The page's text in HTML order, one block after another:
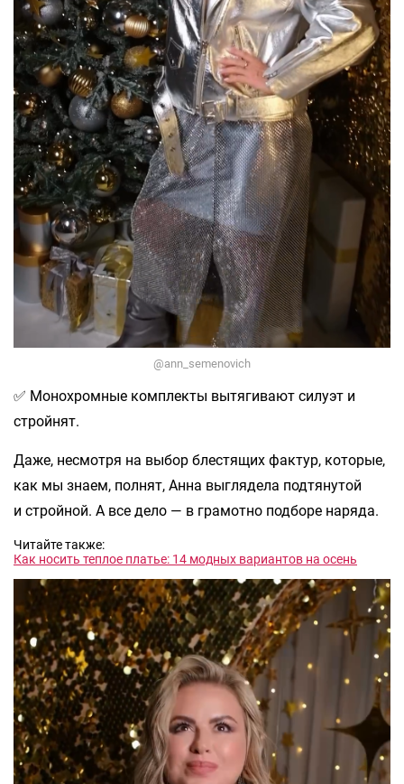
@ann_semenovich
✅ Монохромные комплекты вытягивают силуэт и
стройнят.
Даже, несмотря на выбор блестящих фактур, которые,
как мы знаем, полнят, Анна выглядела подтянутой
и стройной. А все дело — в грамотно подборе наряда.
Читайте также:
Как носить теплое платье: 14 модных вариантов на осень